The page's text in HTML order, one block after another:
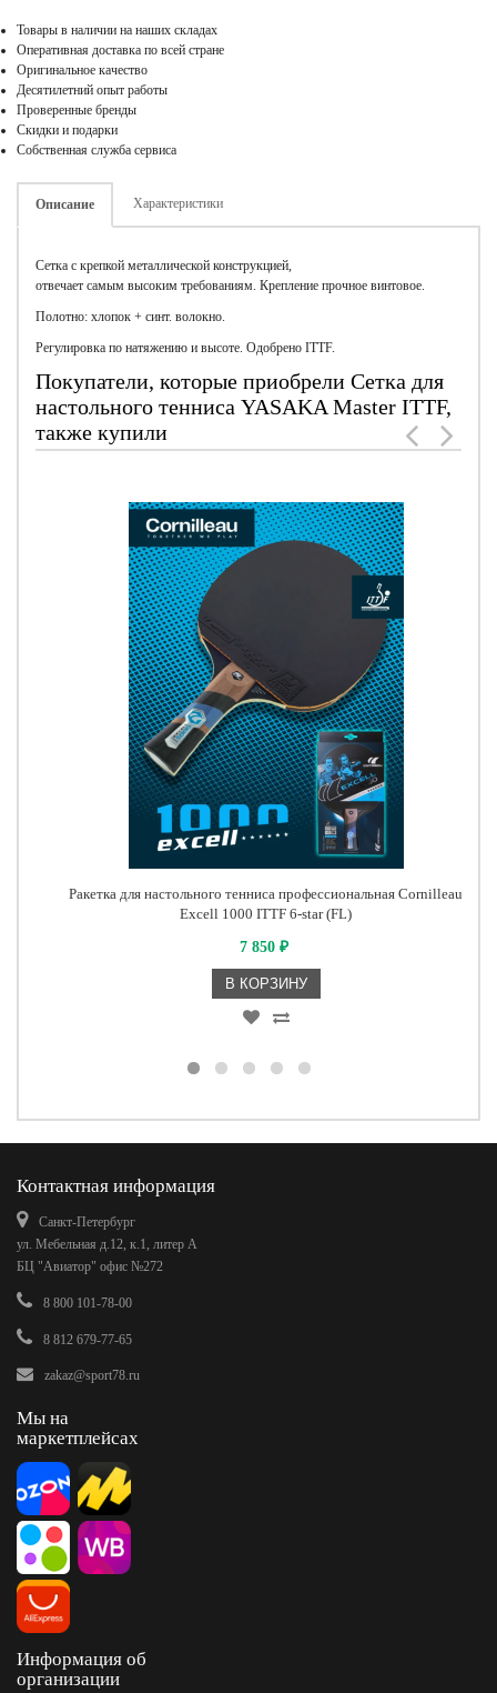
Товары в наличии на наших складах
Оперативная доставка по всей стране
Оригинальное качество
Десятилетний опыт работы
Проверенные бренды
Скидки и подарки
Собственная служба сервиса
Описание Характеристики
Cетка с крепкой металлической конструкцией,
отвечает самым высоким требованиям. Крепление прочное винтовое.
Полотно: хлопок + синт. волокно.
Регулировка по натяжению и высоте. Одобрено ITTF.
Покупатели, которые приобрели Сетка для
настольного тенниса YASAKA Master ITTF,
также купили
Ракетка для настольного тенниса профессиональная Cornilleau
Excell 1000 ITTF 6-star (FL)
7 850 ₽
В КОРЗИНУ
Контактная информация
Санкт-Петербург
ул. Мебельная д.12, к.1, литер А
БЦ "Авиатор" офис №272
8 800 101-78-00
8 812 679-77-65
zakaz@sport78.ru
Мы на
маркетплейсах
Информация об
организации